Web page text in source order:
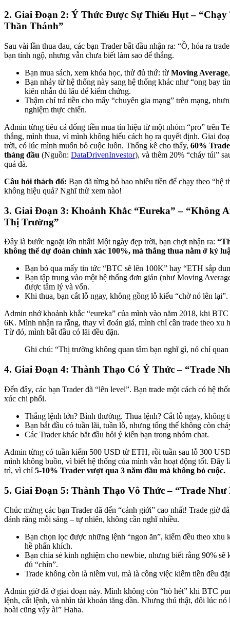
2. Giai Đoạn 2: Ý Thức Được Sự Thiếu Hụt – “Chạy
Thần Thánh”
Sau vài lần thua đau, các bạn Trader bắt đầu nhận ra: “Ồ, hóa ra
bạn tỉnh ngộ, nhưng vẫn chưa biết làm sao để thắng.
Bạn mua sách, xem khóa học, thử đủ thứ: từ Moving Average
Bạn nhảy từ hệ thống này sang hệ thống khác như “ong bay
kiên nhẫn đủ lâu để kiểm chứng.
Thậm chí trả tiền cho mấy “chuyên gia mạng” trên mạng,
nghiệm thực chiến.
Admin từng tiêu cả đống tiền mua tín hiệu từ một nhóm “pro” trên
thắng, mình thua, vì mình không hiểu cách họ ra quyết định. Giai
trời, có lúc mình muốn bỏ cuộc luôn. Thống kê cho thấy, 60%
tháng đầu (Nguồn: DataDrivenInvestor), và thêm 20% “cháy túi”
quá đà.
Câu hỏi thách đố: Bạn đã từng bỏ bao nhiêu tiền để chạy theo “hệ
không hiệu quả? Nghĩ thử xem nào!
3. Giai Đoạn 3: Khoảnh Khắc “Eureka” – “Không
Thị Trường”
Đây là bước ngoặt lớn nhất! Một ngày đẹp trời, bạn chợt nhận ra:
không thể dự đoán chính xác 100%, mà thắng thua nằm ở kỷ
Bạn bỏ qua mấy tin tức “BTC sẽ lên 100K” hay “ETH sắp
Bạn tập trung vào một hệ thống đơn giản (như Moving
được tâm lý và vốn.
Khi thua, bạn cắt lỗ ngay, không gồng lỗ kiểu “chờ nó lên lại”.
Admin nhớ khoảnh khắc “eureka” của mình vào năm 2018, khi
6K. Mình nhận ra rằng, thay vì đoán giá, mình chỉ cần trade theo xu
Từ đó, mình bắt đầu có lãi đều đặn.
Ghi chú: “Thị trường không quan tâm bạn nghĩ gì, nó chỉ
4. Giai Đoạn 4: Thành Thạo Có Ý Thức – “Trade
Đến đây, các bạn Trader đã “lên level”. Bạn trade một cách có hệ
xúc chi phối.
Thắng lệnh lớn? Bình thường. Thua lệnh? Cắt lỗ ngay, không
Bạn bắt đầu có tuần lãi, tuần lỗ, nhưng tổng thể không còn
Các Trader khác bắt đầu hỏi ý kiến bạn trong nhóm chat.
Admin từng có tuần kiếm 500 USD từ ETH, rồi tuần sau lỗ 300
mình không buồn, vì biết hệ thống của mình vẫn hoạt động tốt. Đây
trì, vì chỉ 5-10% Trader vượt qua 3 năm đầu mà không bỏ cuộc.
5. Giai Đoạn 5: Thành Thạo Vô Thức – “Trade
Chúc mừng các bạn Trader đã đến “cảnh giới” cao nhất! Trade giờ
đánh răng mỗi sáng – tự nhiên, không cần nghĩ nhiều.
Bạn chọn lọc được những lệnh “ngon ăn”, kiếm đều theo xhu
hề phấn khích.
Bạn chia sẻ kinh nghiệm cho newbie, nhưng biết rằng 90% sẽ
đủ “chín”.
Trade không còn là niềm vui, mà là công việc kiếm tiền đều
Admin giờ đã ở giai đoạn này. Mình không còn “hò hét” khi BTC
lệnh, cắt lệnh, và nhìn tài khoản tăng dần. Nhưng thú thật, đôi lúc
hoài cũng vậy à!” Haha.